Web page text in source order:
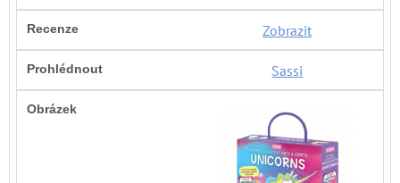
Zobrazit
Sassi